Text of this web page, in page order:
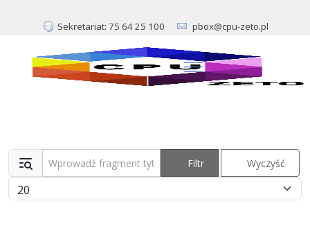
Sekretariat: 75 64 25 100 pbox@cpu-zeto.pl
Wprowadź fragment tytułu Filtr Wyczyść
Pokaż #